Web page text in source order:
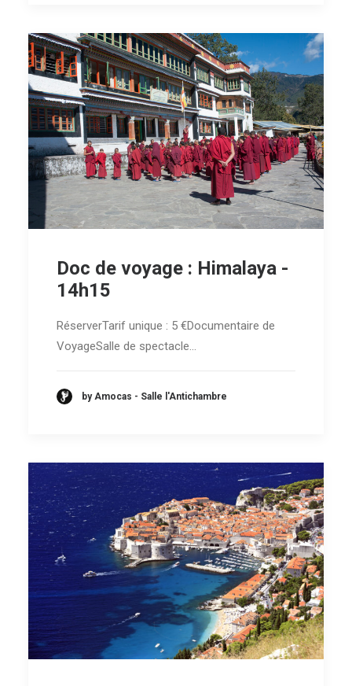
Doc de voyage : Himalaya -
14h15
RéserverTarif unique : 5 €Documentaire de
VoyageSalle de spectacle…
by Amocas - Salle l'Antichambre